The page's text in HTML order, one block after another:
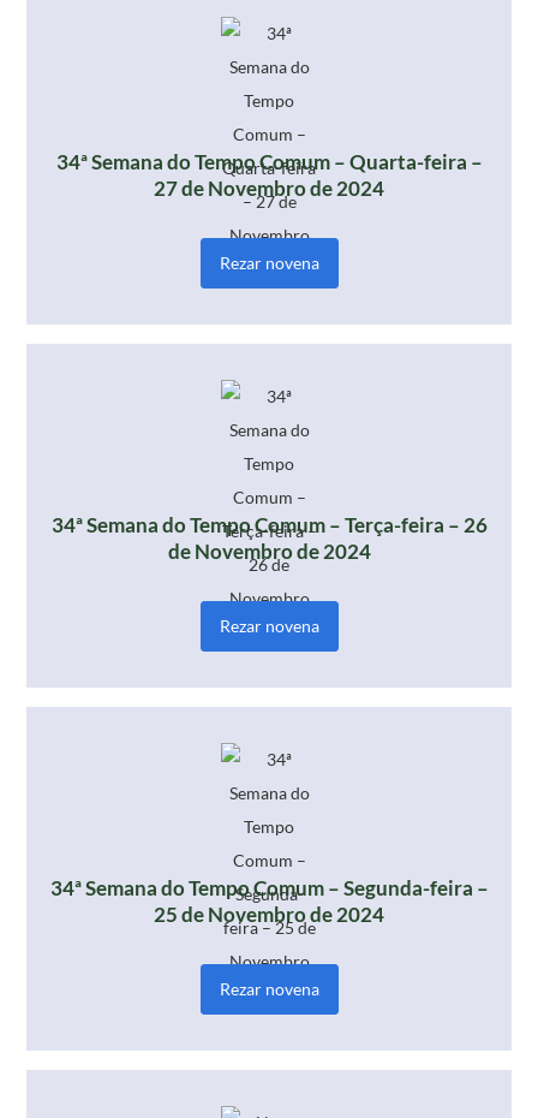
34ª Semana do Tempo Comum – Quarta-feira –
27 de Novembro de 2024
Rezar novena
34ª Semana do Tempo Comum – Terça-feira – 26
de Novembro de 2024
Rezar novena
34ª Semana do Tempo Comum – Segunda-feira –
25 de Novembro de 2024
Rezar novena